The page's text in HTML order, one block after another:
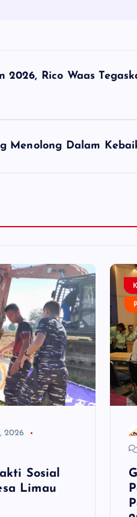
2026, Rico Waas
Menolong Dalam
2026
Sosial
Limau